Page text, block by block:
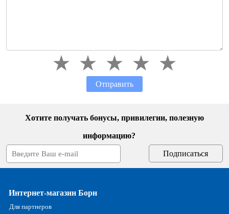
Отправить
Хотите получать бонусы, привилегии, полезную
информацию?
Интернет-магазин Борн
Для партнеров